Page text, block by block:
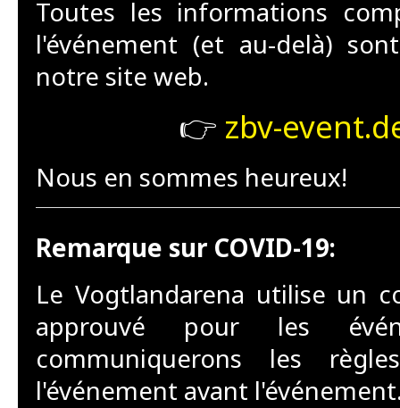
Toutes les informations
l'événement (et au-delà)
notre site web.
👉 zbv-
Nous en sommes heureux!
Remarque sur COVID-19:
Le Vogtlandarena utilise un
approuvé pour les
communiquerons les
l'événement avant